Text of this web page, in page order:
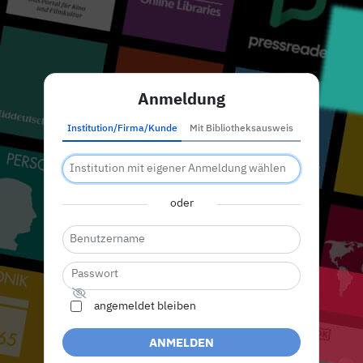
Anmeldung
Institution/Firma/Kunde Mit Bibliotheksausweis
oder
angemeldet bleiben
ANMELDEN